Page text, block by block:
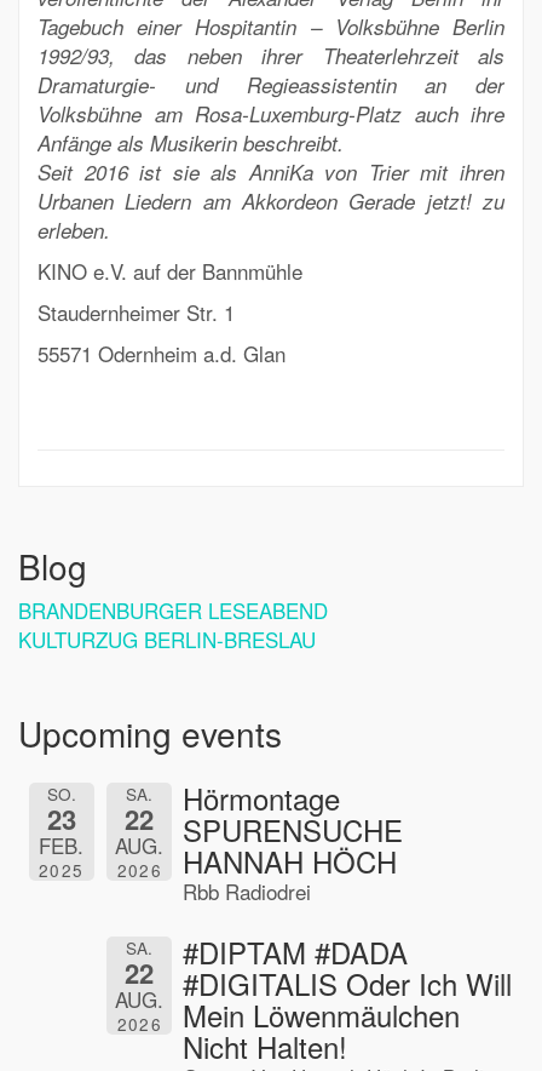
Tagebuch einer Hospitantin – Volksbühne Berlin
1992/93, das neben ihrer Theaterlehrzeit als
Dramaturgie- und Regieassistentin an der
Volksbühne am Rosa-Luxemburg-Platz auch ihre
Anfänge als Musikerin beschreibt.
Seit 2016 ist sie als AnniKa von Trier mit ihren
Urbanen Liedern am Akkordeon Gerade jetzt! zu
erleben.
KINO e.V. auf der Bannmühle
Staudernheimer Str. 1
55571 Odernheim a.d. Glan
Blog
BRANDENBURGER LESEABEND
KULTURZUG BERLIN-BRESLAU
Upcoming events
SO.
23
FEB.
2025
SA.
22
AUG.
2026
Hörmontage
SPURENSUCHE
HANNAH HÖCH
Rbb Radiodrei
SA.
22
AUG.
2026
#DIPTAM #DADA
#DIGITALIS Oder Ich Will
Mein Löwenmäulchen
Nicht Halten!